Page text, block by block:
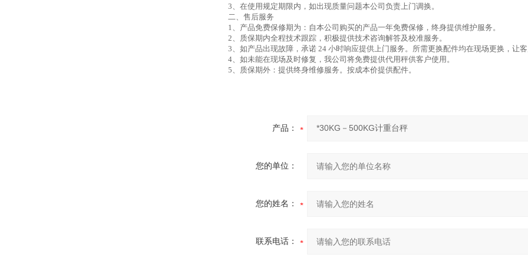
3、在使用规定期限内，如出现质量问题本公司负责上门调换。
二、售后服务
1、产品免费保修期为：自本公司购买的产品一年免费保修，终身提供维护服务。
2、质保期内全程技术跟踪，积极提供技术咨询解答及校准服务。
3、如产品出现故障，承诺 24 小时响应提供上门服务。所需更换配件均在现场更换，让客
4、如未能在现场及时修复，我公司将免费提供代用秤供客户使用。
5、质保期外：提供终身维修服务。按成本价提供配件。
产品：
您的单位：
您的姓名：
联系电话：